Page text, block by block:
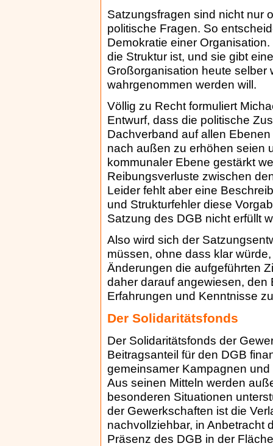
Satzungsfragen sind nicht nur
politische Fragen. So
Demokratie einer
die Struktur ist, und sie gibt
Großorganisation heute selber
wahrgenommen werden will.
Völlig zu Recht formuliert
Entwurf, dass die politische
Dachverband auf allen
nach außen zu erhöhen seien
kommunaler Ebene gestärkt
Reibungsverluste zwischen
Leider fehlt aber eine
und Strukturfehler diese
Satzung des DGB nicht erfüllt
Also wird sich der
müssen, ohne dass klar
Änderungen die aufgeführten
daher darauf angewiesen, den
Erfahrungen und Kenntnisse
Der Solidaritätsfonds
Der Solidaritätsfonds der
Beitragsanteil für den DGB
gemeinsamer Kampagnen
Aus seinen Mitteln werden
besonderen Situationen
der Gewerkschaften ist die
nachvollziehbar, in Anbetracht
Präsenz des DGB in der